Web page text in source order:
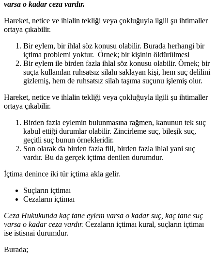
varsa o kadar ceza vardır.
Hareket, netice ve ihlalin tekliği veya çokluğuyla ilgili şu ihtimaller
ortaya çıkabilir.
Bir eylem, bir ihlal söz konusu olabilir. Burada herhangi bir
içtima problemi yoktur. Örnek; bir kişinin öldürülmesi
Bir eylem ile birden fazla ihlal söz konusu olabilir. Örnek; bir
suçta kullanılan ruhsatsız silahı saklayan kişi, hem suç delilini
gizlemiş, hem de ruhsatsız silah taşıma suçunu işlemiş olur.
Hareket, netice ve ihlalin tekliği veya çokluğuyla ilgili şu ihtimaller
ortaya çıkabilir.
Birden fazla eylemin bulunmasına rağmen, kanunun tek suç
kabul ettiği durumlar olabilir. Zincirleme suç, bileşik suç,
geçitli suç bunun örnekleridir.
Son olarak da birden fazla fiil, birden fazla ihlal yani suç
vardır. Bu da gerçek içtima denilen durumdur.
İçtima denince iki tür içtima akla gelir.
Suçların içtimaı
Cezaların içtimaı
Ceza Hukukunda kaç tane eylem varsa o kadar suç, kaç tane suç
varsa o kadar ceza vardır. Cezaların içtimaı kural, suçların içtimaı
ise istisnai durumdur.
Burada;